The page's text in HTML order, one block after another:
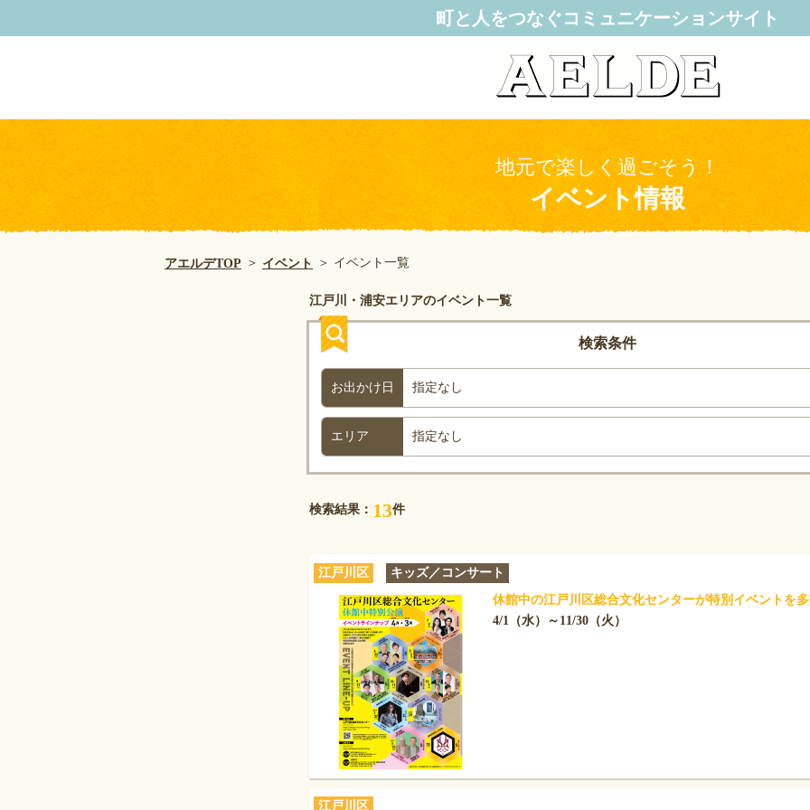
町と人をつなぐコミュニケーションサイト
地元で楽しく過ごそう！
イベント情報
アエルデTOP イベント イベント一覧
江戸川・浦安エリアのイベント一覧
検索条件
お出かけ日 指定なし
エリア 指定なし
検索結果： 13件
江戸川区
キッズ／コンサート
休館中の江戸川区総合文化センターが特別イベントを
4/1（水）～11/30（火）
江戸川区